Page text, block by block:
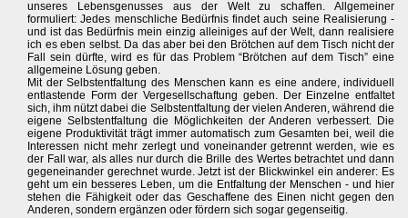
unseres Lebensgenusses aus der Welt zu schaffen. Allgemeiner
formuliert: Jedes menschliche Bedürfnis findet auch seine Realisierung -
und ist das Bedürfnis mein einzig alleiniges auf der Welt, dann realisiere
ich es eben selbst. Da das aber bei den Brötchen auf dem Tisch nicht der
Fall sein dürfte, wird es für das Problem “Brötchen auf dem Tisch” eine
allgemeine Lösung geben.
Mit der Selbstentfaltung des Menschen kann es eine andere, individuell
entlastende Form der Vergesellschaftung geben. Der Einzelne entfaltet
sich, ihm nützt dabei die Selbstentfaltung der vielen Anderen, während die
eigene Selbstentfaltung die Möglichkeiten der Anderen verbessert. Die
eigene Produktivität trägt immer automatisch zum Gesamten bei, weil die
Interessen nicht mehr zerlegt und voneinander getrennt werden, wie es
der Fall war, als alles nur durch die Brille des Wertes betrachtet und dann
gegeneinander gerechnet wurde. Jetzt ist der Blickwinkel ein anderer: Es
geht um ein besseres Leben, um die Entfaltung der Menschen - und hier
stehen die Fähigkeit oder das Geschaffene des Einen nicht gegen den
Anderen, sondern ergänzen oder fördern sich sogar gegenseitig.